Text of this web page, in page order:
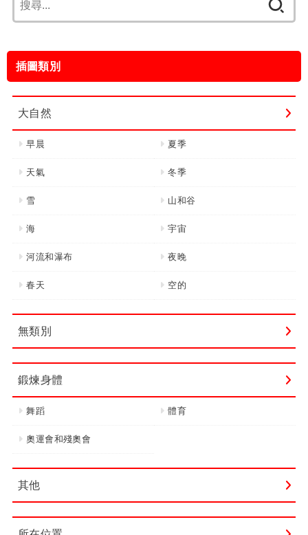
尋
字:
插圖類別
大自然
早晨 夏季
天氣 冬季
雪 山和谷
海 宇宙
河流和瀑布 夜晚
春天 空的
無類別
鍛煉身體
舞蹈 體育
奧運會和殘奧會
其他